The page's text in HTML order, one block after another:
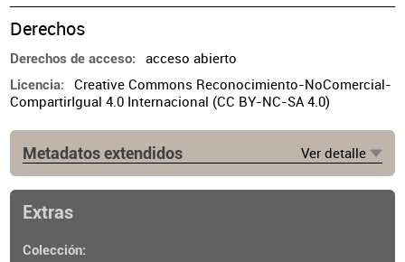
Derechos
Derechos de acceso acceso abierto
Licencia
Creative Commons Reconocimiento-NoComercial-
CompartirIgual 4.0 Internacional (CC BY-NC-SA 4.0)
Metadatos extendidos Ver detalle
https://www.cpau.org/nota/35295
Extras
Colección